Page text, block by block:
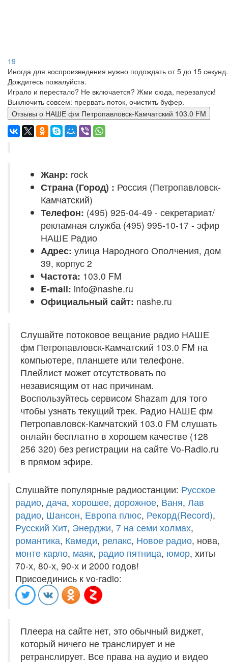
19
Иногда для воспроизведения нужно подождать от 5 до 15 секунд.
Дождитесь пожалуйста.
Играло и перестало? Не включается? Жми сюда, перезапуск!
Выключить совсем: прервать поток, очистить буфер.
Отзывы о НАШЕ фм Петропавловск-Камчатский 103.0 FM
Жанр: rock
Страна (Город) : Россия (Петропавловск-
Камчатский)
Телефон: (495) 925-04-49 - секретариат/
рекламная служба (495) 995-10-17 - эфир
НАШЕ Радио
Адрес: улица Народного Ополчения, дом
39, корпус 2
Частота: 103.0 FM
E-mail: info@nashe.ru
Официальный сайт: nashe.ru
Слушайте потоковое вещание радио НАШЕ
фм Петропавловск-Камчатский 103.0 FM на
компьютере, планшете или телефоне.
Плейлист может отсутствовать по
независящим от нас причинам.
Воспользуйтесь сервисом Shazam для того
чтобы узнать текущий трек. Радио НАШЕ фм
Петропавловск-Камчатский 103.0 FM слушать
онлайн бесплатно в хорошем качестве (128
256 320) без регистрации на сайте Vo-Radio.ru
в прямом эфире.
Слушайте популярные радиостанции: Русское
радио, дача, хорошее, дорожное, Ваня, Лав
радио, Шансон, Европа плюс, Рекорд(Record),
Русский Хит, Энерджи, 7 на семи холмах,
романтика, Камеди, релакс, Новое радио, нова,
монте карло, маяк, радио пятница, юмор, хиты
70-х, 80-х, 90-х и 2000 годов!
Присоединись к vo-radio:
Плеера на сайте нет, это обычный виджет,
который ничего не транслирует и не
ретранслирует. Все права на аудио и видео